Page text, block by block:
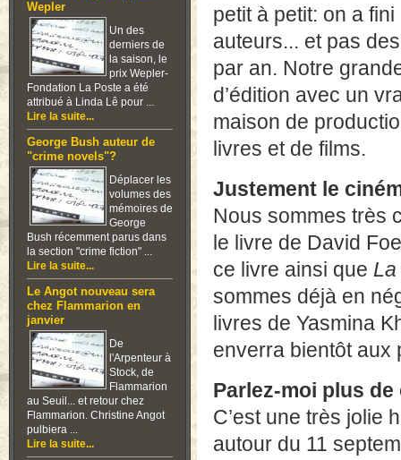
Wepler
Un des
derniers de
la saison, le
prix Wepler-
Fondation La Poste a été
attribué à Linda Lê pour ...
Lire la suite...
George Bush auteur de
"crime novels"?
Déplacer les
volumes des
mémoires de
George
Bush récemment parus dans
la section "crime fiction" ...
Lire la suite...
Le Angot nouveau sera
chez Flammarion en
janvier
De
l'Arpenteur à
Stock, de
Flammarion
au Seuil... et retour chez
Flammarion. Christine Angot
pulbiera ...
Lire la suite...
petit à petit: on a
auteurs... et pas
par an. Notre
d’édition avec un
maison de
livres et de films.
Justement le
Nous sommes très
le livre de David
ce livre ainsi que
sommes déjà en
livres de Yasmina
enverra bientôt aux
Parlez-moi plus
C’est une très jolie
autour du 11